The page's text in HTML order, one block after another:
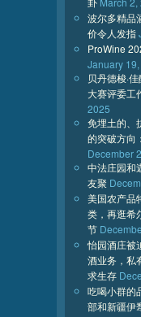
波尔多精品
价令人发指
ProWine
January
贝丹德梭·
大赛评委工
2025
免埋土的、
的突破方向
December
中法庄园和
友聚
美国农产品
类，再逛希
节
怡园酒庄被
酒业务，私
求生存
吃喝小群的
部和新疆伊